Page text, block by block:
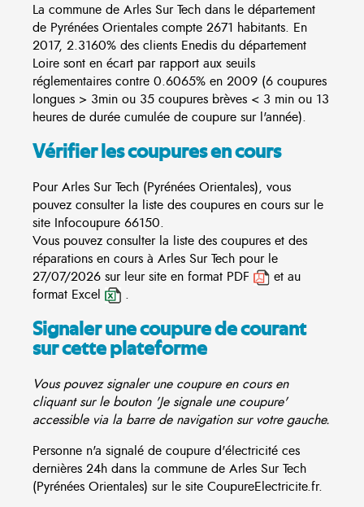
La commune de Arles Sur Tech dans le département
de Pyrénées Orientales compte 2671 habitants. En
2017, 2.3160% des clients Enedis du département
Loire sont en écart par rapport aux seuils
réglementaires contre 0.6065% en 2009 (6 coupures
longues > 3min ou 35 coupures brèves < 3 min ou 13
heures de durée cumulée de coupure sur l'année).
Vérifier les coupures en cours
Pour Arles Sur Tech (Pyrénées Orientales), vous
pouvez consulter la liste des coupures en cours sur le
site Infocoupure 66150.
Vous pouvez consulter la liste des coupures et des
réparations en cours à Arles Sur Tech pour le
27/07/2026 sur leur site en format PDF
et au
format Excel
.
Signaler une coupure de courant
sur cette plateforme
Vous pouvez signaler une coupure en cours en
cliquant sur le bouton 'Je signale une coupure'
accessible via la barre de navigation sur votre gauche.
Personne n'a signalé de coupure d'électricité ces
dernières 24h dans la commune de Arles Sur Tech
(Pyrénées Orientales) sur le site CoupureElectricite.fr.